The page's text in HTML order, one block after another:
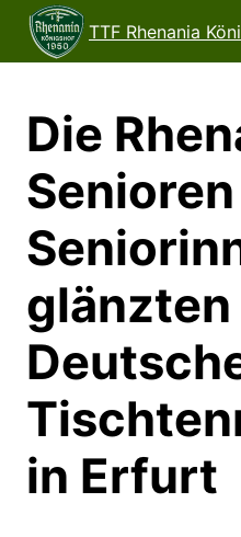
Direkt
zum
Inhalt
TTF Rhenania
Die
glänzten
in Erfurt